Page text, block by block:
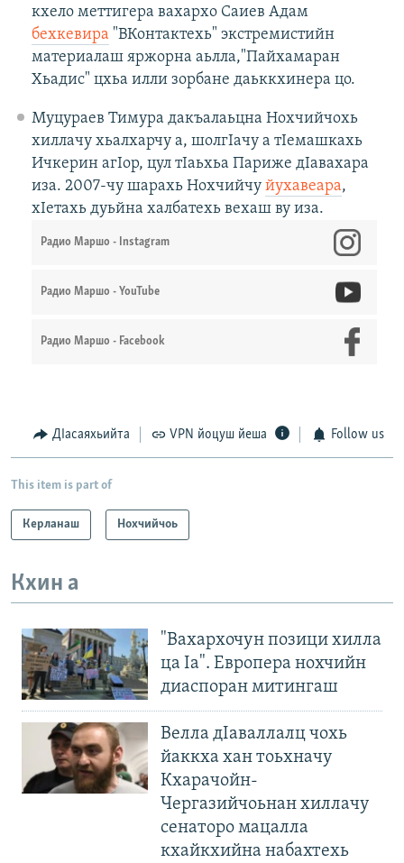
кхело меттигера вахархо Саиев Адам
бехкевира "ВКонтактехь" экстремистийн
материалаш яржорна аьлла,"Пайхамаран
Хьадис" цхьа илли зорбане даьккхинера цо.
Муцураев Тимура дакъалаьцна Нохчийчохь
хиллачу хьалхарчу а, шолгIачу а тIемашкахь
Ичкерин агIор, цул тIаьхьа Париже дIавахара
иза. 2007-чу шарахь Нохчийчу йухавеара,
хIетахь дуьйна халбатехь вехаш ву иза.
Радио Маршо - Instagram
Радио Маршо - YouTube
Радио Маршо - Facebook
ДIасаяхьийта VPN йоцуш йеша Follow us
This item is part of
Керланаш Нохчийчоь
Кхин а
"Вахархочун позици хилла
ца Iа". Европера нохчийн
диаспоран митингаш
Велла дIаваллалц чохь
йаккха хан тоьхначу
Кхарачойн-
Чергазийчоьнан хиллачу
сенаторо мацалла
кхайкхийна набахтехь